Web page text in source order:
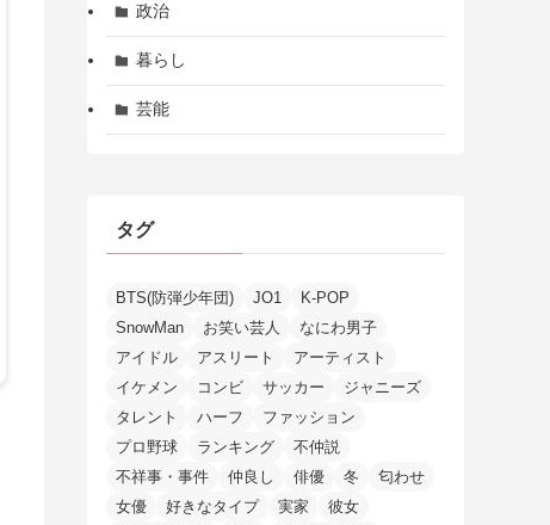
政治
暮らし
芸能
タグ
BTS(防弾少年団) JO1
K-POP
SnowMan
お笑い芸人
なにわ男子
アイドル
アスリート
アーティスト
イケメン
コンビ サッカー
ジャニーズ
タレント
ハーフ
ファッション
プロ野球
ランキング
不仲説
不祥事・事件
仲良し 俳優 冬
匂わせ
女優
好きなタイプ 実家
彼女